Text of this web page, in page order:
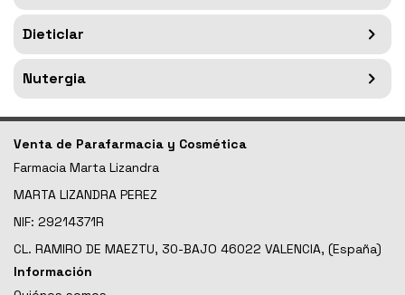
Dieticlar
Nutergia
Venta de Parafarmacia y Cosmética
Farmacia Marta Lizandra
MARTA LIZANDRA PEREZ
NIF: 29214371R
CL. RAMIRO DE MAEZTU, 30-BAJO 46022 VALENCIA, (España)
Información